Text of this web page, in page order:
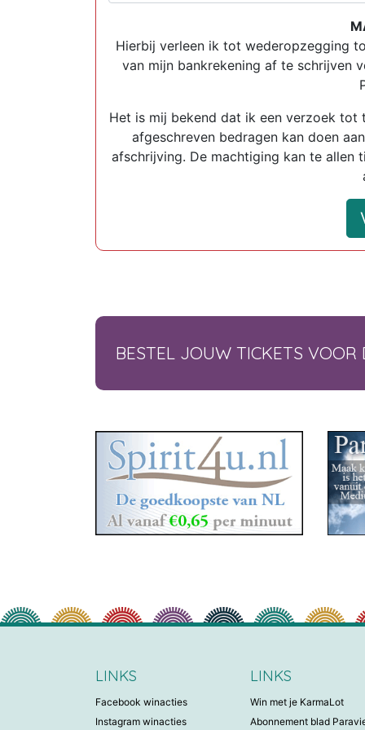
Hierbij verleen ik tot wederopzegging
van mijn bankrekening af te schrijven
Het is mij bekend dat ik een verzoek
afgeschreven bedragen kan doen
afschrijving. De machtiging kan te
BESTEL JOUW TICKETS VOOR
LINKS
Facebook winacties
Instagram winacties
LINKS
Win met je KarmaLot
Abonnement blad